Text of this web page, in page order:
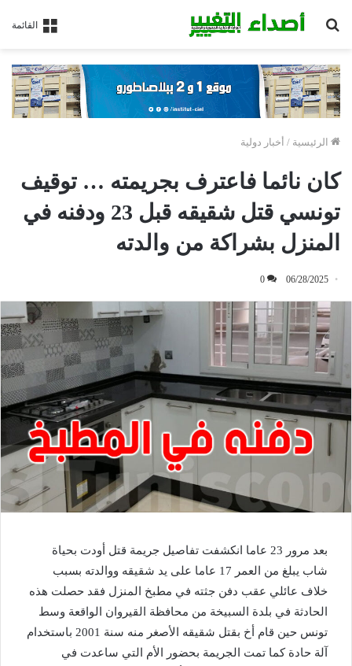
القائمة
الرئيسية / أخبار دولية
كان نائما فاعترف بجريمته … توقيف
تونسي قتل شقيقه قبل 23 ودفنه في
المنزل بشراكة من والدته
06/28/2025
0
بعد مرور 23 عاما انكشفت تفاصيل جريمة قتل أودت بحياة
شاب يبلغ من العمر 17 عاما على يد شقيقه ووالدته بسبب
خلاف عائلي عقب دفن جثته في مطبخ المنزل فقد حصلت هذه
الحادثة في بلدة السبيخة من محافظة القيروان الواقعة وسط
تونس حين قام أخ بقتل شقيقه الأصغر منه سنة 2001 باستخدام
آلة حادة كما تمت الجريمة بحضور الأم التي ساعدت في